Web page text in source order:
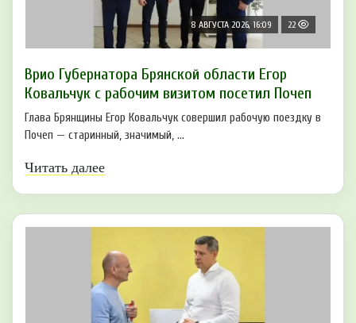
8 АВГУСТА 2026, 16:09 22
Врио Губернатора Брянской области Егор
Ковальчук с рабочим визитом посетил Почеп
Глава Брянщины Егор Ковальчук совершил рабочую поездку в
Почеп — старинный, значимый, ...
Читать далее